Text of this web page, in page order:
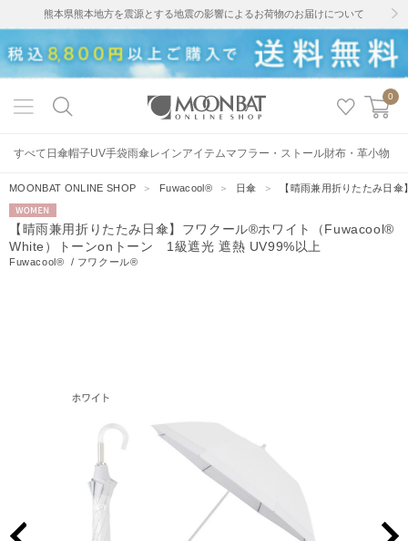
熊本県熊本地方を震源とする地震の影響によるお荷物のお届けについて
0
すべて 日傘帽子UV手袋雨傘レインアイテムマフラー・ストール財布・革小物
MOONBAT ONLINE SHOP ＞ Fuwacool® ＞ 日傘 ＞ 【晴雨兼用折りたたみ日
WOMEN
【晴雨兼用折りたたみ日傘】フワクール®ホワイト（Fuwacool®
White）トーンonトーン 1級遮光 遮熱 UV99%以上
Fuwacool® / フワクール®